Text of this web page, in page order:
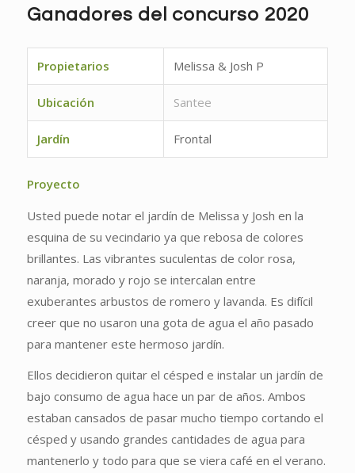
Ganadores del concurso 2020
Propietarios Melissa & Josh P
Ubicación Santee
Jardín Frontal
Proyecto
Usted puede notar el jardín de Melissa y Josh en la
esquina de su vecindario ya que rebosa de colores
brillantes. Las vibrantes suculentas de color rosa,
naranja, morado y rojo se intercalan entre
exuberantes arbustos de romero y lavanda. Es difícil
creer que no usaron una gota de agua el año pasado
para mantener este hermoso jardín.
Ellos decidieron quitar el césped e instalar un jardín de
bajo consumo de agua hace un par de años. Ambos
estaban cansados de pasar mucho tiempo cortando el
césped y usando grandes cantidades de agua para
mantenerlo y todo para que se viera café en el verano.